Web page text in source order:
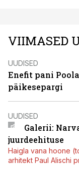
VIIMASED
UUDISED
Enefit pani
päikesepargi
UUDISED
Galerii:
juurdeehituse
Haigla vana hoone
arhitekt Paul Alischi